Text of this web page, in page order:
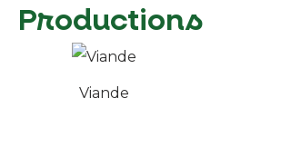
Productions
Viande